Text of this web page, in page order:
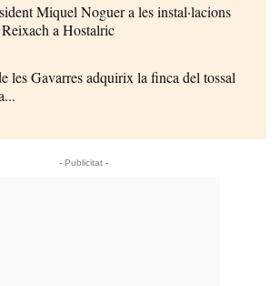
Miquel Noguer a les instal·lacions
a Hostalric
les Gavarres adquirix la finca del tossal
- Publicitat -